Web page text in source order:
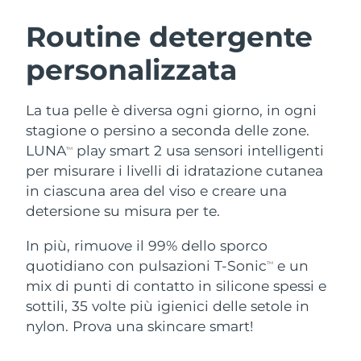
Routine detergente
personalizzata
La tua pelle è diversa ogni giorno, in ogni
stagione o persino a seconda delle zone.
LUNATM
play smart 2 usa sensori intelligenti
per misurare i livelli di idratazione cutanea
in ciascuna area del viso e creare una
detersione su misura per te.
In più, rimuove il 99% dello sporco
quotidiano con pulsazioni T-SonicTM
e un
mix di punti di contatto in silicone spessi e
sottili, 35 volte più igienici delle setole in
nylon. Prova una skincare smart!
LUNA™ 4 pacchetto
Anti-aging massage
LUNA™ 4 Plus
LUNA™ 4 Men
For men, anti-aging massage
BEAR™ 2 pacchetto
Microcurrent toning
BEAR™ 2 go
BEAR™ 2 eyes & lips
Microcurrent line smoothing device
Idratazione
UFO™ 3 pacchetto
Deep facial hydration
UFO™ 3 LED
Near-infrared and red light therapy
device
Igiene orale
Hybrid silicone sonic toothbrush
issa™ 4 plus
Smart hybrid silicone sonic toothbrush
TRATTAMENTI ANTI-AGE FAQ™
Anti-age Trattamenti LED
NEW
Austria Consegna stimata
Bahrein Consegna stimata
Belgio
Bermuda Consegna stimata8/16/26
Bosnia ed
Erzegovina
Consegna stimata
Bulgaria Consegna stimata8/10/26
Canada Consegna stimata 8/14/26